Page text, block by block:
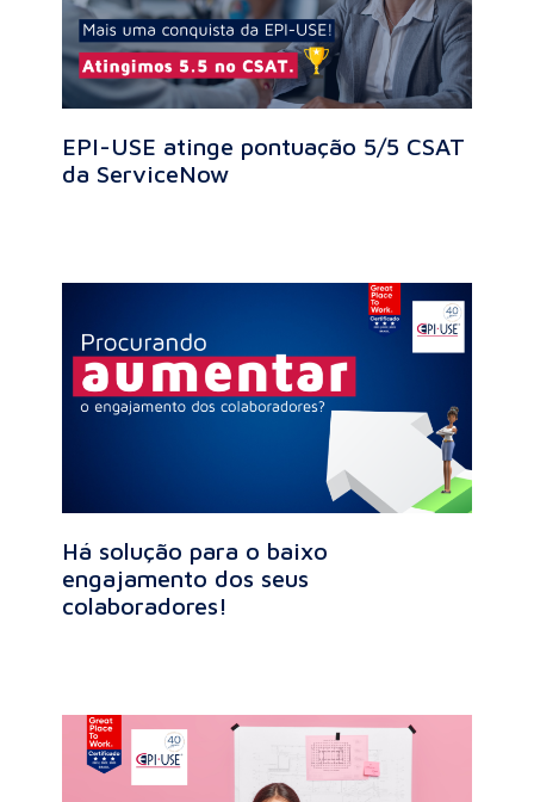
EPI-USE atinge pontuação 5/5 CSAT
da ServiceNow
Há solução para o baixo
engajamento dos seus
colaboradores!